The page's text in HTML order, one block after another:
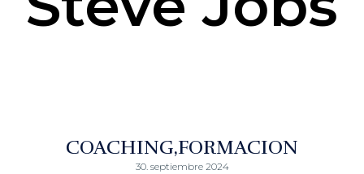
COACHING FORMACION
30. septiembre 2024